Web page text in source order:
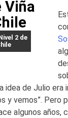
2 de
idea de Julio era
y vemos”. Pero
algunos años,